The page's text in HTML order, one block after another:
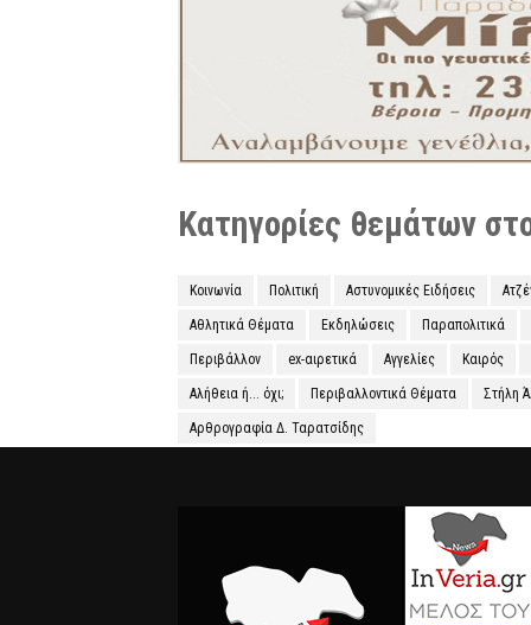
Κατηγορίες θεμάτων
Κοινωνία Πολιτική Αστυνομικές Ειδήσεις
Αθλητικά Θέματα Εκδηλώσεις Παραπολιτικά
Περιβάλλον ex-αιρετικά Αγγελίες Καιρός
Αλήθεια ή... όχι; Περιβαλλοντικά Θέματα Στήλη
Αρθρογραφία Δ. Ταρατσίδης